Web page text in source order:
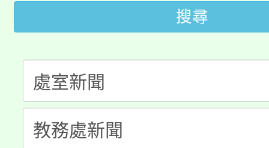
桃園市115學年度學生
代理(課)教師甄選結果(
公告本校115學年度第
代理(課)教師甄選結果(
轉知中國文化大學推廣
《TA101》溝通分析基
搜尋